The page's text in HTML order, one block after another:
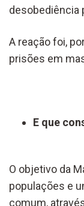
desobediência
A reação foi,
prisões em
E que
O objetivo da
populações e
comum,